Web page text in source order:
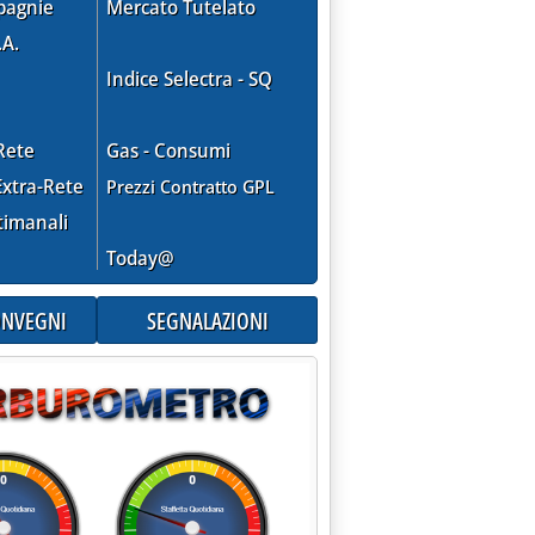
in Basilicata'
idrocarburi nello Ionio'
Rete
Mercato Tutelato
Indice Selectra - SQ
Gas - Consumi
Prezzi Contratto GPL
Today@
SEGNALAZIONI